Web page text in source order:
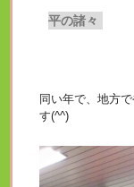
平の諸々
同い年で、地方
す(^^)